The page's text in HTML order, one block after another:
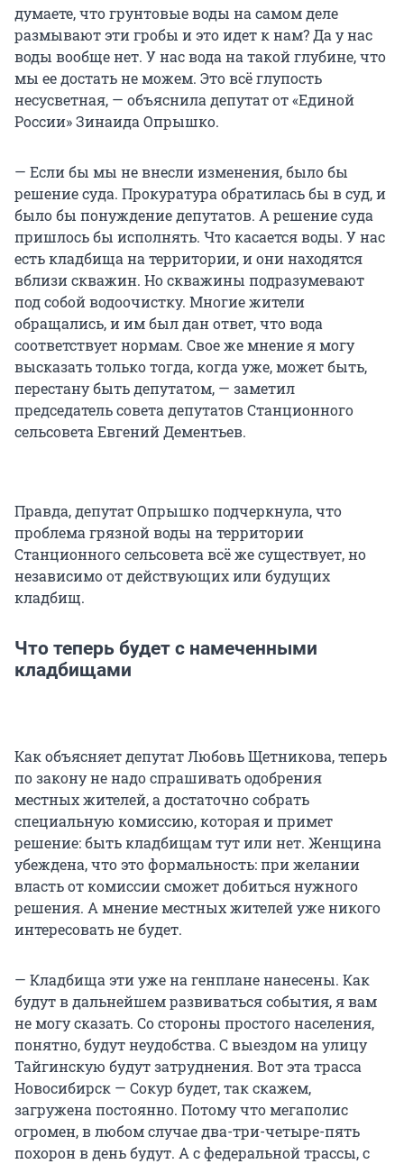
думаете, что грунтовые воды на самом деле
размывают эти гробы и это идет к нам? Да у нас
воды вообще нет. У нас вода на такой глубине, что
мы ее достать не можем. Это всё глупость
несусветная, — объяснила депутат от «Единой
России» Зинаида Опрышко.
— Если бы мы не внесли изменения, было бы
решение суда. Прокуратура обратилась бы в суд, и
было бы понуждение депутатов. А решение суда
пришлось бы исполнять. Что касается воды. У нас
есть кладбища на территории, и они находятся
вблизи скважин. Но скважины подразумевают
под собой водоочистку. Многие жители
обращались, и им был дан ответ, что вода
соответствует нормам. Свое же мнение я могу
высказать только тогда, когда уже, может быть,
перестану быть депутатом, — заметил
председатель совета депутатов Станционного
сельсовета Евгений Дементьев.
Правда, депутат Опрышко подчеркнула, что
проблема грязной воды на территории
Станционного сельсовета всё же существует, но
независимо от действующих или будущих
кладбищ.
Что теперь будет с намеченными
кладбищами
Как объясняет депутат Любовь Щетникова, теперь
по закону не надо спрашивать одобрения
местных жителей, а достаточно собрать
специальную комиссию, которая и примет
решение: быть кладбищам тут или нет. Женщина
убеждена, что это формальность: при желании
власть от комиссии сможет добиться нужного
решения. А мнение местных жителей уже никого
интересовать не будет.
— Кладбища эти уже на генплане нанесены. Как
будут в дальнейшем развиваться события, я вам
не могу сказать. Со стороны простого населения,
понятно, будут неудобства. С выездом на улицу
Тайгинскую будут затруднения. Вот эта трасса
Новосибирск — Сокур будет, так скажем,
загружена постоянно. Потому что мегаполис
огромен, в любом случае два-три-четыре-пять
похорон в день будут. А с федеральной трассы, с